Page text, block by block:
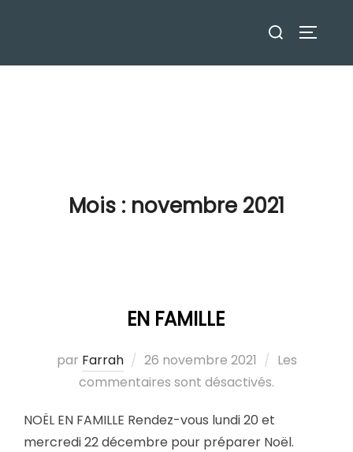
Mois : novembre 2021
EN FAMILLE
par Farrah 26 novembre 2021
Les
commentaires sont désactivés.
NOËL EN FAMILLE Rendez-vous lundi 20 et
mercredi 22 décembre pour préparer Noël.